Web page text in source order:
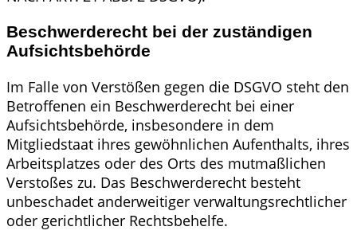
Beschwerde­recht bei der zuständigen
Aufsichts­behörde
Im Falle von Verstößen gegen die DSGVO steht den
Betroffenen ein Beschwerderecht bei einer
Aufsichtsbehörde, insbesondere in dem
Mitgliedstaat ihres gewöhnlichen Aufenthalts, ihres
Arbeitsplatzes oder des Orts des mutmaßlichen
Verstoßes zu. Das Beschwerderecht besteht
unbeschadet anderweitiger verwaltungsrechtlicher
oder gerichtlicher Rechtsbehelfe.